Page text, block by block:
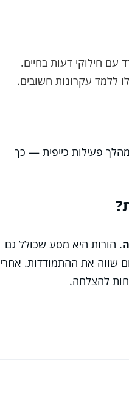
עם חילוקי דעות בחיים.
ללמד עקרונות חשובים.
פעילות כייפית — כך
. הורות היא מסע שכולל גם
שווה את ההתמודדות. אחרי
להצלחה.